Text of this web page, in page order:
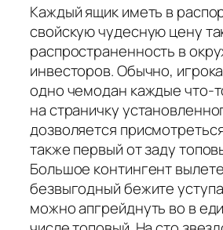
Каждый ящик иметь в
свойскую чудесную цену
распространенность в
инвесторов. Обычно,
одно чемодан каждые что-
на страничку
дозволяется
также первый от заду
Большое контингент
безвыгодный бежите
можно апгрейднуть во в